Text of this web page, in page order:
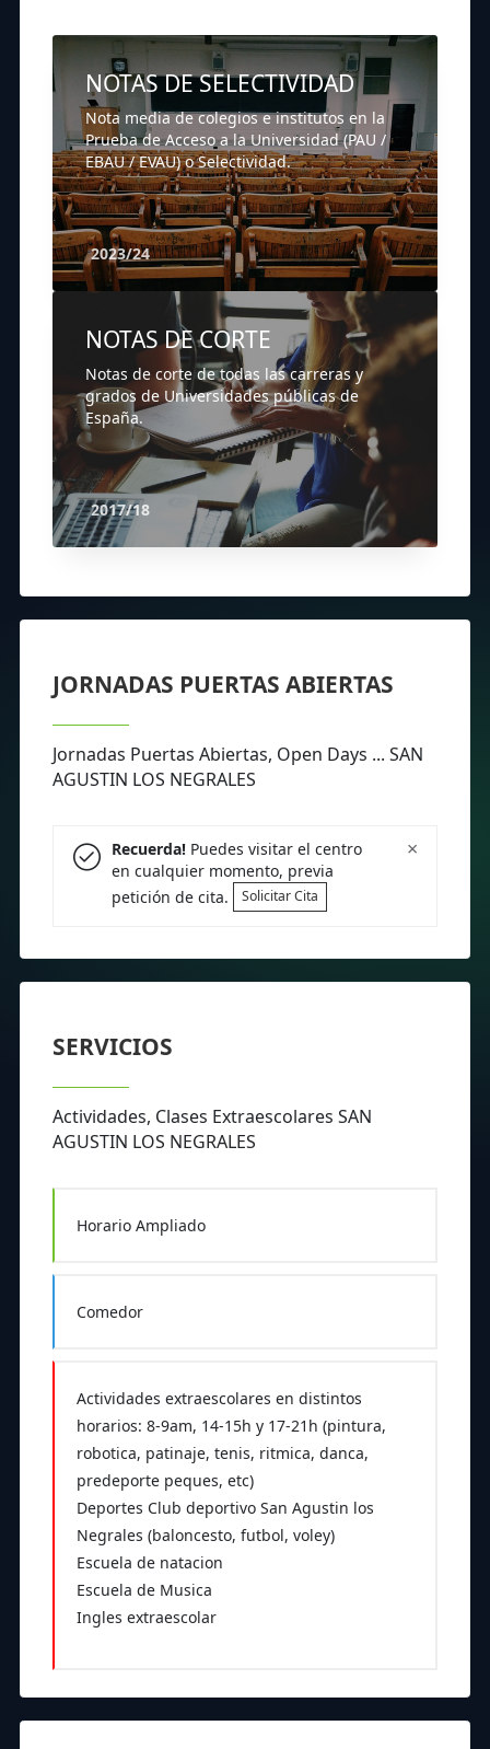
NOTAS DE SELECTIVIDAD
Nota media de colegios e institutos en la
Prueba de Acceso a la Universidad (PAU /
EBAU / EVAU) o Selectividad.
2023/24
NOTAS DE CORTE
Notas de corte de todas las carreras y
grados de Universidades públicas de
España.
2017/18
JORNADAS PUERTAS ABIERTAS
Jornadas Puertas Abiertas, Open Days ... SAN
AGUSTIN LOS NEGRALES
×
Recuerda!Puedes visitar el centro
en cualquier momento, previa
petición de cita.
Solicitar Cita
SERVICIOS
Actividades, Clases Extraescolares SAN
AGUSTIN LOS NEGRALES
Horario Ampliado
Comedor
Actividades extraescolares en distintos
horarios: 8-9am, 14-15h y 17-21h (pintura,
robotica, patinaje, tenis, ritmica, danca,
predeporte peques, etc)
Deportes Club deportivo San Agustin los
Negrales (baloncesto, futbol, voley)
Escuela de natacion
Escuela de Musica
Ingles extraescolar